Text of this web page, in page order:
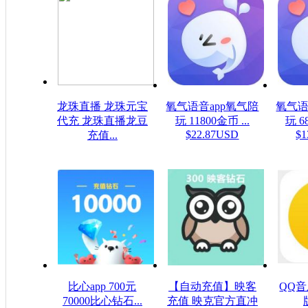
龙珠直播 龙珠元宝
代充 龙珠直播龙豆
充值...
氧气语音app氧气陪
玩 11800金币 ...
$22.87USD
氧气
玩
比心app 700元
70000比心钻石...
【自动充值】映客
充值 映克官方直冲
QQ